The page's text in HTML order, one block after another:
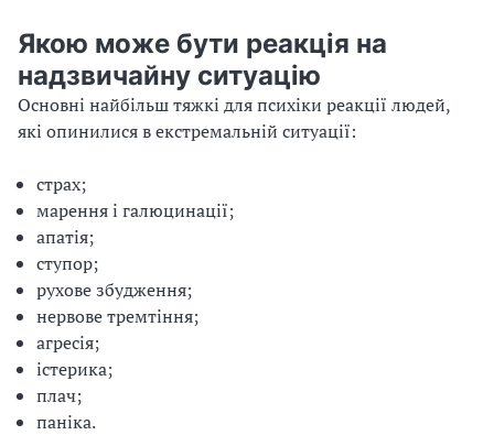
Якою може бути реакція на
надзвичайну ситуацію
Основні найбільш тяжкі для психіки реакції людей,
які опинилися в екстремальній ситуації:
страх;
марення і галюцинації;
апатія;
ступор;
рухове збудження;
нервове тремтіння;
агресія;
істерика;
плач;
паніка.
ц